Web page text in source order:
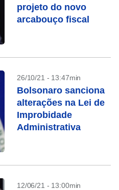
projeto do novo
arcabouço fiscal
26/10/21 - 13:47min
Bolsonaro sanciona
alterações na Lei de
Improbidade
Administrativa
12/06/21 - 13:00min